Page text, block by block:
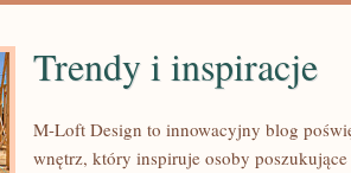
Trendy i inspiracje
M-Loft Design to innowacyjny blog
wnętrz, który inspiruje osoby